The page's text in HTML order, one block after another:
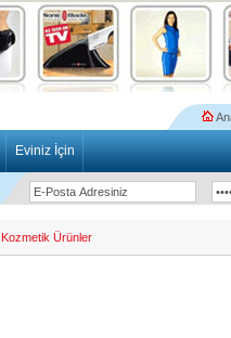
Eviniz İçin
Kozmetik Ürünler